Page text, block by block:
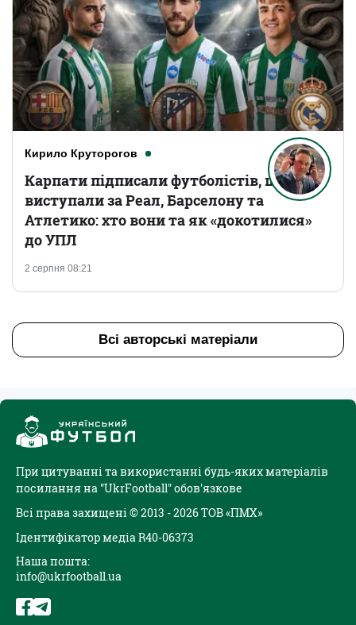
Кирило Круторогов
2 серпня 08:21
Карпати підписали футболістів, що
виступали за Реал, Барселону та
Атлетико: хто вони та як «докотилися»
до УПЛ
Всі авторські матеріали
При цитуванні та використанні будь-яких матеріалів
посилання на "UkrFootball" обов'язкове
Всі права захищені © 2013 - 2026 ТОВ «ПМХ»
Ідентифікатор медіа R40-06373
Наша пошта:
info@ukrfootball.ua